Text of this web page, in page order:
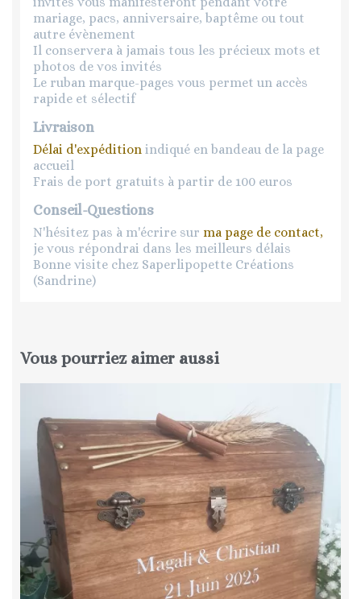
mariage, pacs, anniversaire, baptême ou tout
autre évènement
Il conservera à jamais tous les précieux mots et
photos de vos invités
Le ruban marque-pages vous permet un accès
rapide et sélectif
Livraison
Délai d'expédition indiqué en bandeau de la page
accueil
Frais de port gratuits à partir de 100 euros
Conseil-Questions
N'hésitez pas à m'écrire sur ma page de contact,
je vous répondrai dans les meilleurs délais
Bonne visite chez Saperlipopette Créations
(Sandrine)
Vous pourriez aimer aussi